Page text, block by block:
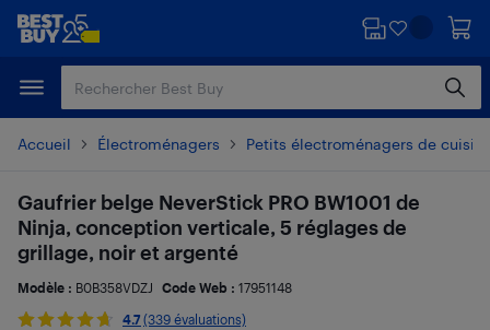
Passer
principal
Passer
Accueil Électroménagers Petits électroménagers de
Gaufrier belge NeverStick PRO BW1001 de
Ninja, conception verticale, 5 réglages de
grillage, noir et argenté
Modèle : B0B358VDZJ Code Web : 17951148
4.7 (339 évaluations)